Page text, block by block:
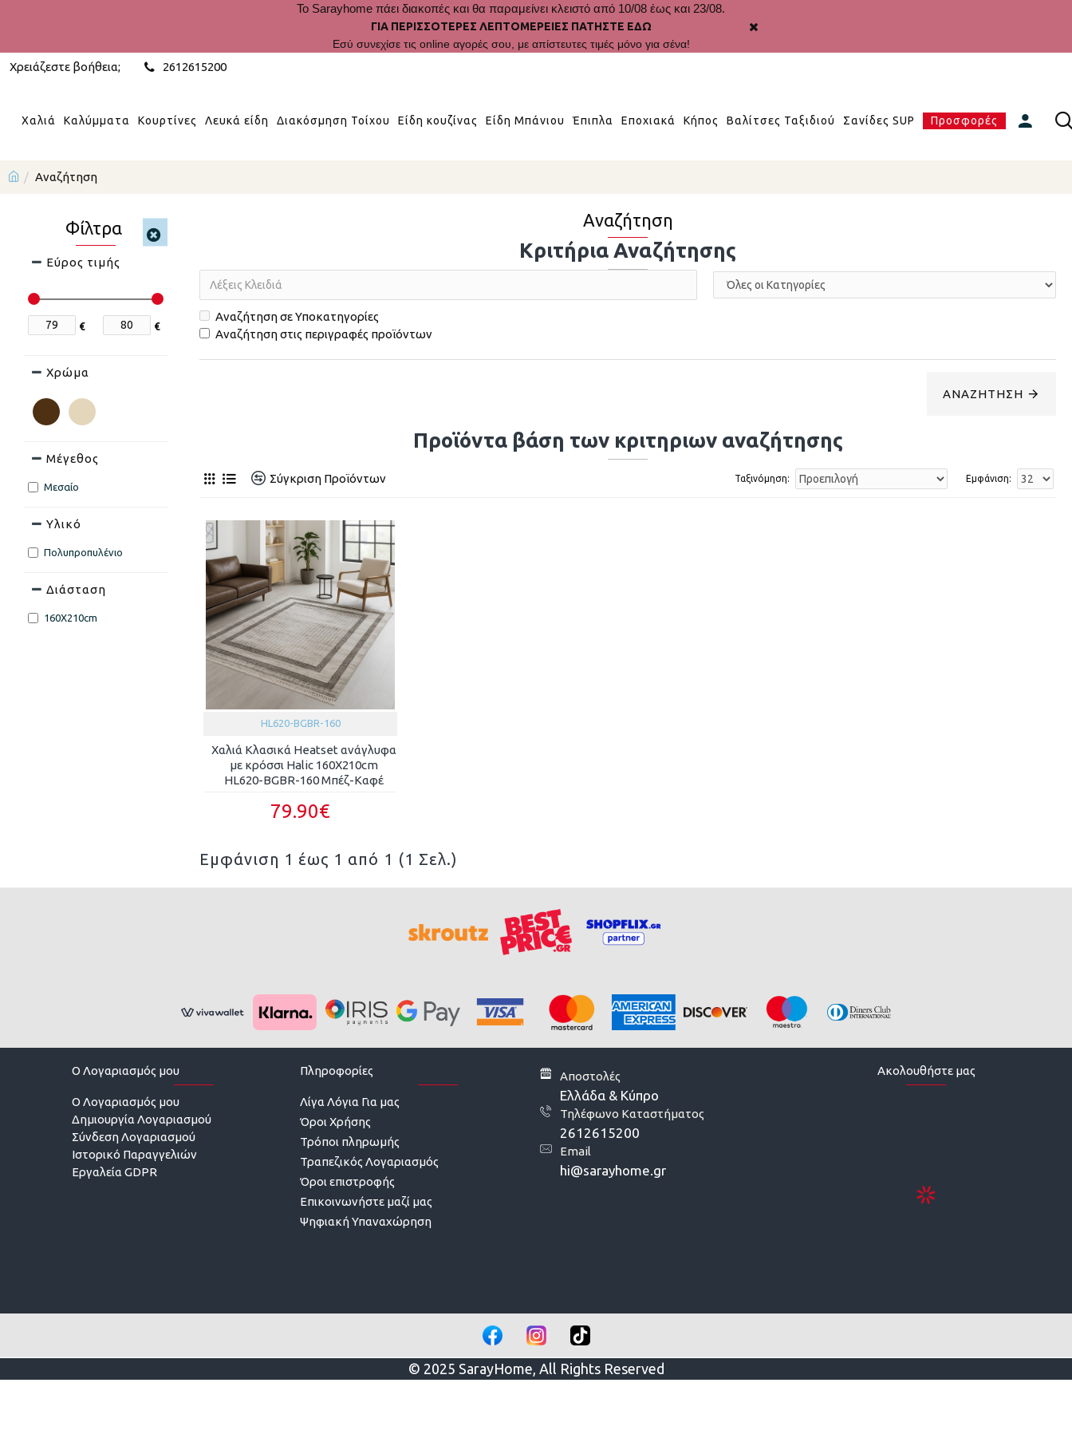
Το Sarayhome πάει διακοπές και θα παραμείνει κλειστό από 10/08 έως και 23/08.
ΓΙΑ ΠΕΡΙΣΣΟΤΕΡΕΣ ΛΕΠΤΟΜΕΡΕΙΕΣ ΠΑΤΗΣΤΕ ΕΔΩ
Εσύ συνεχίσε τις online αγορές σου, με απίστευτες τιμές μόνο για σένα!
Χρειάζεστε βοήθεια; 2612615200
Χαλιά Καλύμματα Κουρτίνες Λευκά είδη Διακόσμηση Τοίχου Είδη κουζίνας Είδη Μπάνιου Έπιπλα Εποχιακά Κήπος Βαλίτσες Ταξιδιού Σανίδες SUP Προσφορές
Αναζήτηση
Φίλτρα
Εύρος τιμής
€ €
Υλικό
Πολυπροπυλένιο
Διάσταση
160X210cm
Χρώμα
Μέγεθος
Μεσαίο
Αναζήτηση
Κριτήρια Αναζήτησης
Αναζήτηση σε Υποκατηγορίες
Αναζήτηση στις περιγραφές προϊόντων
ΑΝΑΖΉΤΗΣΗ
Προϊόντα βάση των κριτηριων αναζήτησης
Σύγκριση Προϊόντων Ταξινόμηση: Εμφάνιση:
HL620-BGBR-160
Χαλιά Κλασικά Heatset ανάγλυφα
με κρόσσι Halic 160X210cm
HL620-BGBR-160 Μπέζ-Καφέ
79.90€
Εμφάνιση 1 έως 1 από 1 (1 Σελ.)
O Λογαριασμός μου
O Λογαριασμός μου
Δημιουργία Λογαριασμού
Σύνδεση Λογαριασμού
Ιστορικό Παραγγελιών
Εργαλεία GDPR
Πληροφορίες
Λίγα Λόγια Για μας
Όροι Χρήσης
Τρόποι πληρωμής
Τραπεζικός Λογαριασμός
Όροι επιστροφής
Επικοινωνήστε μαζί μας
Ψηφιακή Υπαναχώρηση
Αποστολές
Ελλάδα & Κύπρο
Τηλέφωνο Καταστήματος
2612615200
Email
hi@sarayhome.gr
Ακολουθήστε μας
© 2025 SarayHome, All Rights Reserved